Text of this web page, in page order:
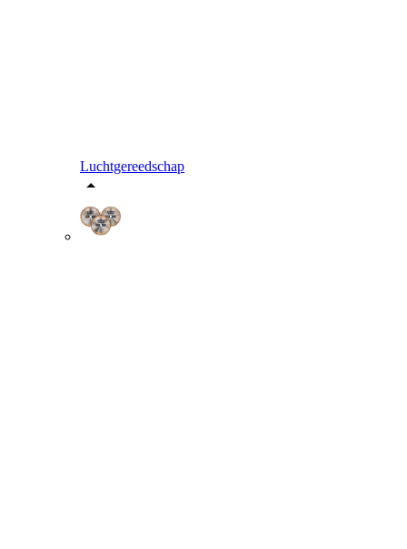
Luchtgereedschap